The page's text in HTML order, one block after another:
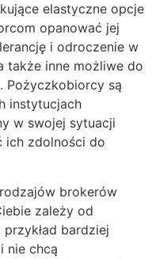
elastyczne opcje
opanować jej
i odroczenie w
także inne możliwe do
Pożyczkobiorcy są
instytucjach
w swojej sytuacji
ich zdolności do
brokerów
zależy od
bardziej
nie chcą